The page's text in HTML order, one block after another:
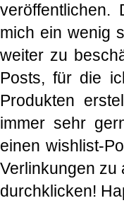
veröffentlichen.
mich ein wenig
weiter zu
Posts, für die
Produkten
immer sehr
einen wishlist-
Verlinkungen zu
durchklicken!